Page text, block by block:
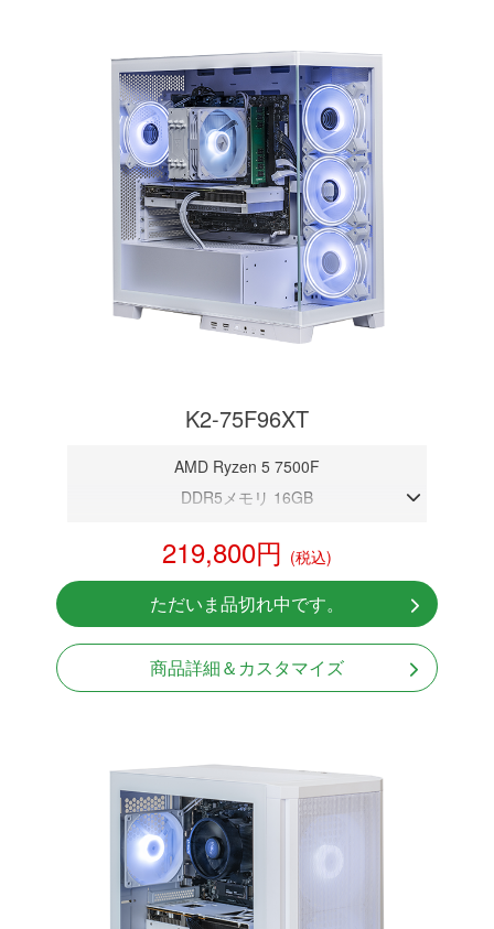
K2-75F96XT
AMD Ryzen 5 7500F
DDR5メモリ 16GB
NVMeSSD 1TB
Windows11 Home 64bit
219,800円 (税込)
ただいま品切れ中です。
商品詳細＆カスタマイズ